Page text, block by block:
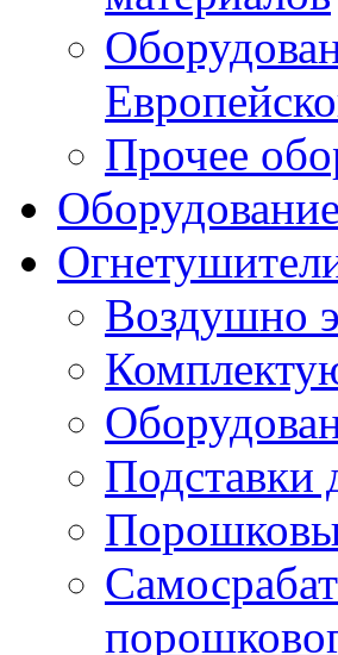
Прочее
Воздушно
Подставки